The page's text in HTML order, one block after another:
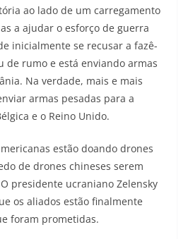
ao lado de um carregamento
a ajudar o esforço de guerra
inicialmente se recusar a fazê-
de rumo e está enviando armas
Na verdade, mais e mais
armas pesadas para a
e o Reino Unido.
estão doando drones
de drones chineses serem
presidente ucraniano Zelensky
os aliados estão finalmente
foram prometidas.